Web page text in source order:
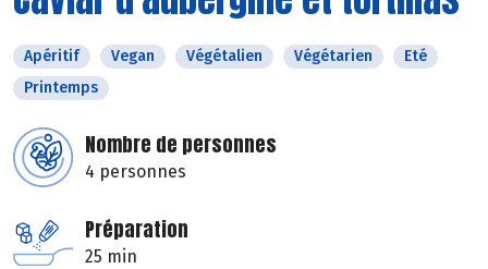
Apéritif Vegan Végétalien Végétarien
Eté
Printemps
Nombre de personnes
4 personnes
Préparation
25 min